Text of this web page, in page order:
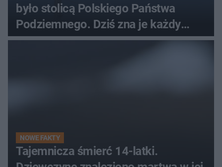
było stolicą Polskiego Państwa
Podziemnego. Dziś zna je każdy
pielgrzym
NOWE FAKTY
Tajemnicza śmierć 14-latki.